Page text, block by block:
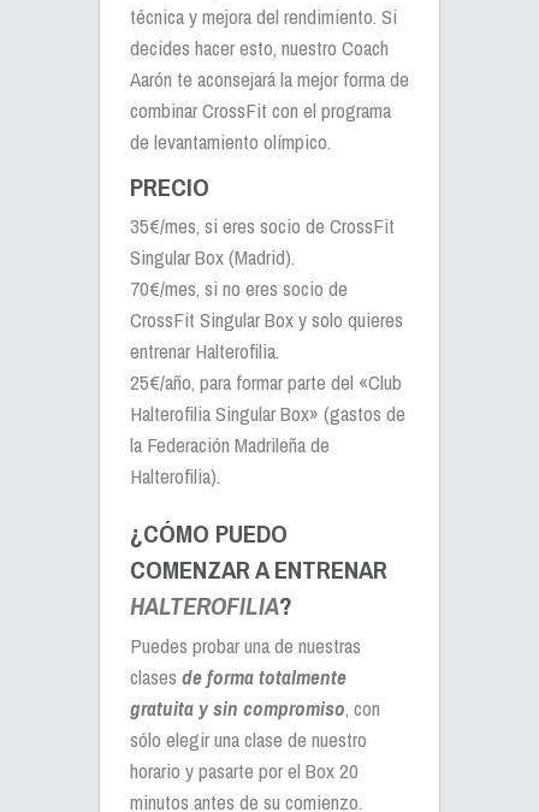
técnica y mejora del rendimiento. Si
decides hacer esto, nuestro Coach
Aarón te aconsejará la mejor forma de
combinar CrossFit con el programa
de levantamiento olímpico.
PRECIO
35€/mes, si eres socio de CrossFit
Singular Box (Madrid).
70€/mes, si no eres socio de
CrossFit Singular Box y solo quieres
entrenar Halterofilia.
25€/año, para formar parte del «Club
Halterofilia Singular Box» (gastos de
la Federación Madrileña de
Halterofilia).
¿CÓMO PUEDO
COMENZAR A ENTRENAR
HALTEROFILIA?
Puedes probar una de nuestras
clases de forma totalmente
gratuita y sin compromiso, con
sólo elegir una clase de nuestro
horario y pasarte por el Box 20
minutos antes de su comienzo.